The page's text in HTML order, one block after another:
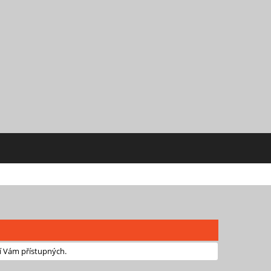
Vám přístupných.